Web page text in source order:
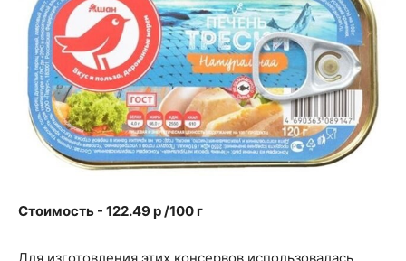
Стоимость - 122.49 p /100 г